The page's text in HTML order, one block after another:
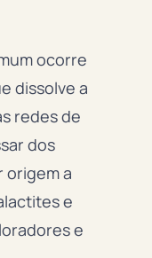
ocorre
dissolve a
redes de
dos
origem a
e
e